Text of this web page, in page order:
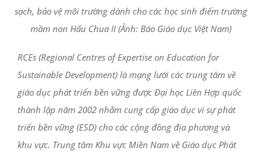
sạch, bảo vệ môi trường dành cho các học sinh điểm trường
mầm non Hấu Chua II (Ảnh: Báo Giáo dục Việt Nam)
RCEs (Regional Centres of Expertise on Education for
Sustainable Development) là mạng lưới các trung tâm về
giáo dục phát triển bền vững được Đại học Liên Hợp quốc
thành lập năm 2002 nhằm cung cấp giáo dục vì sự phát
triển bền vững (ESD) cho các cộng đồng địa phương và
khu vực. Trung tâm Khu vực Miền Nam về Giáo dục Phát